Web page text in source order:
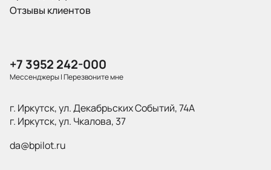
Отзывы клиентов
+7 3952 242-000
Мессенджеры|Перезвоните мне
г. Иркутск, ул. Декабрьских Событий, 74А
г. Иркутск, ул. Чкалова, 37
da@bpilot.ru